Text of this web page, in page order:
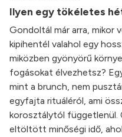
Ilyen egy tökéletes
Gondoltál már arra, mikor
kipihentél valahol egy
miközben gyönyörű
fogásokat élvezhetsz?
mint a brunch, nem
egyfajta rituáléról, ami
korosztálytól függetlenül.
eltöltött minőségi idő,